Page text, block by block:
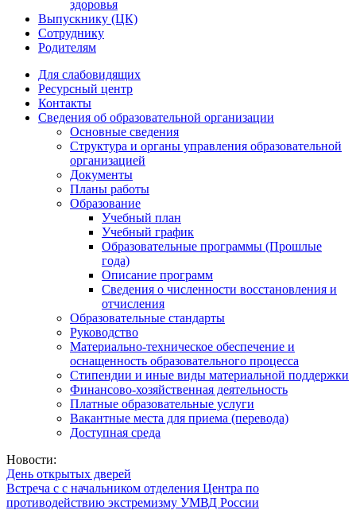
здоровья
Выпускнику (ЦК)
Сотруднику
Родителям
Для слабовидящих
Ресурсный центр
Контакты
Сведения об образовательной организации
Основные сведения
Структура и органы управления образовательной
организацией
Документы
Планы работы
Образование
Учебный план
Учебный график
Образовательные программы (Прошлые
года)
Описание программ
Сведения о численности восстановления и
отчисления
Образовательные стандарты
Руководство
Материально-техническое обеспечение и
оснащенность образовательного процесса
Стипендии и иные виды материальной поддержки
Финансово-хозяйственная деятельность
Платные образовательные услуги
Вакантные места для приема (перевода)
Доступная среда
Новости:
День открытых дверей
Встреча с с начальником отделения Центра по
противодействию экстремизму УМВД России